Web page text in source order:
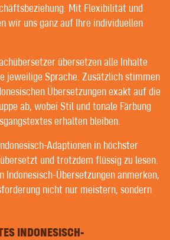
CONTEXT® –
| LEKTOREN
BEI UNS EINE SEHR P
GLÜCKLICHERWEISE H
KUNDEN.
der nicht für
persönliche und
zu pflegen. Doch
verstehen ist, darüber gehen
Übersetzungsbüros, in denen
Mit Flexibilität und
wir uns ganz auf Ihre individuellen
übersetzen alle Inhalte
jeweilige Sprache. Zusätzlich stimmen
Übersetzungen exakt auf die
ab, wobei Stil und tonale Färbung
erhalten bleiben.
Adaptionen in höchster
und trotzdem flüssig zu lesen.
Indonesisch-Übersetzungen anmerken,
nicht nur meistern, sondern
INDONESISCH-